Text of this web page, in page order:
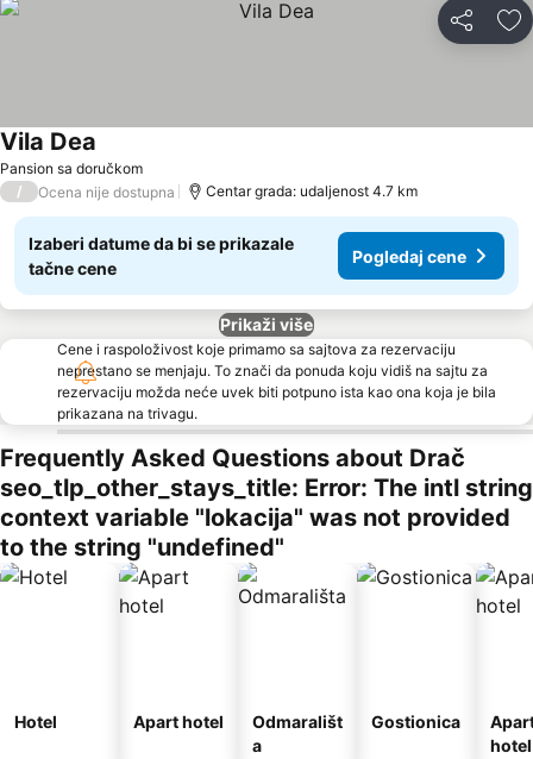
Deli
Pansion sa doručkom
Vila Dea
/ Ocena nije dostupna Centar grada: udaljenost 4.7 km
Izaberi datume da bi se prikazale
tačne cene
Pogledaj cene
Prikaži više
Cene i raspoloživost koje primamo sa sajtova za rezervaciju
neprestano se menjaju. To znači da ponuda koju vidiš na sajtu za
rezervaciju možda neće uvek biti potpuno ista kao ona koja je bila
prikazana na trivagu.
Frequently Asked Questions about Drač
seo_tlp_other_stays_title: Error: The intl string
context variable "lokacija" was not provided
to the string "undefined"
Hotel Apart hotel
Odmarališt
a
Gostionica
hotel